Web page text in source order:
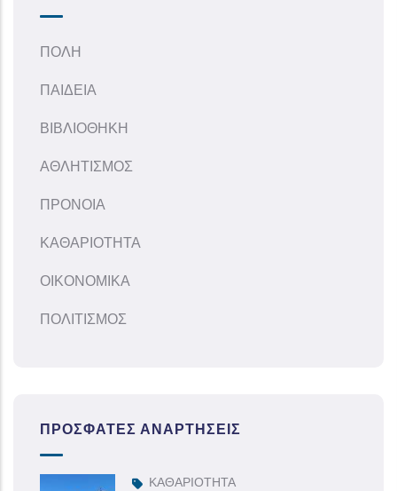
ΠΟΛΗ
ΠΑΙΔΕΙΑ
ΒΙΒΛΙΟΘΗΚΗ
ΑΘΛΗΤΙΣΜΟΣ
ΠΡΟΝΟΙΑ
ΚΑΘΑΡΙΟΤΗΤΑ
ΟΙΚΟΝΟΜΙΚΑ
ΠΟΛΙΤΙΣΜΟΣ
ΠΡΌΣΦΑΤΕΣ ΑΝΑΡΤΉΣΕΙΣ
ΚΑΘΑΡΙΟΤΗΤΑ